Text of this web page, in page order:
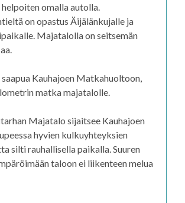
omalla autolla.
on opastus Äijälänkujalle ja
Majatalolla on seitsemän
Kauhajoen Matkahuoltoon,
matka majatalolle.
Majatalo sijaitsee Kauhajoen
hyvien kulkuyhteyksien
silti rauhallisella paikalla. Suuren
taloon ei liikenteen melua